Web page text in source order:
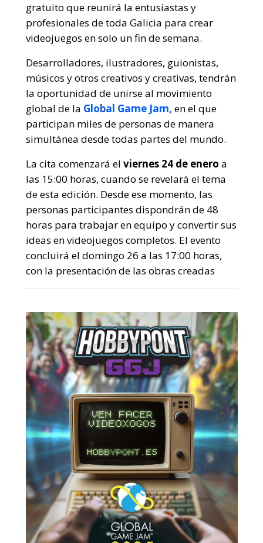
gratuito que reunirá la entusiastas y
profesionales de toda Galicia para crear
videojuegos en solo un fin de semana.
Desarrolladores, ilustradores, guionistas,
músicos y otros creativos y creativas, tendrán
la oportunidad de unirse al movimiento
global de la Global Game Jam, en el que
participan miles de personas de manera
simultánea desde todas partes del mundo.
La cita comenzará el viernes 24 de enero a
las 15:00 horas, cuando se revelará el tema
de esta edición. Desde ese momento, las
personas participantes dispondrán de 48
horas para trabajar en equipo y convertir sus
ideas en videojuegos completos. El evento
concluirá el domingo 26 a las 17:00 horas,
con la presentación de las obras creadas